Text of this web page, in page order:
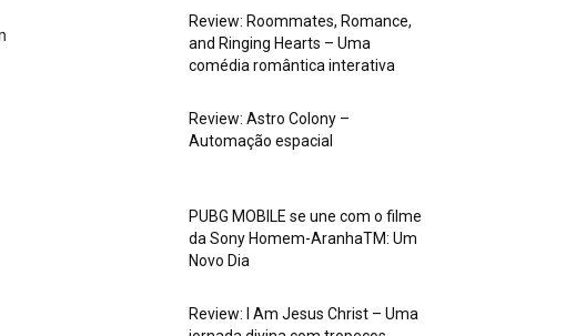
Review: Roommates, Romance,
and Ringing Hearts – Uma
comédia romântica interativa
Review: Astro Colony –
Automação espacial
PUBG MOBILE se une com o filme
da Sony Homem-AranhaTM: Um
Novo Dia
Review: I Am Jesus Christ – Uma